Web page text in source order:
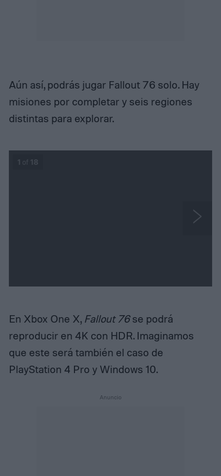
Aún así, podrás jugar Fallout 76 solo. Hay
misiones por completar y seis regiones
distintas para explorar.
1 of 18
En Xbox One X, Fallout 76se podrá
reproducir en 4K con HDR. Imaginamos
que este será también el caso de
PlayStation 4 Pro y Windows 10.